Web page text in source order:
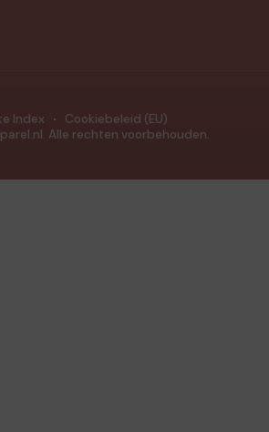
Alle rechten voorbehouden.
Index Cookiebeleid (EU)